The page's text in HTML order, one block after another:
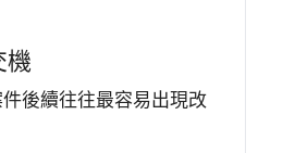
機
後續往往最容易出現改